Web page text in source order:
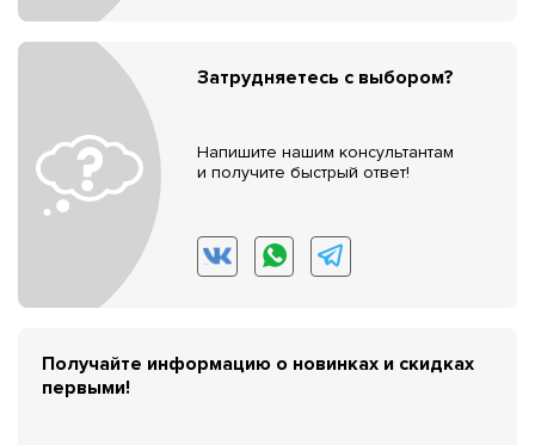
Затрудняетесь с выбором?
Напишите нашим консультантам
и получите быстрый ответ!
Получайте информацию о новинках и скидках
первыми!